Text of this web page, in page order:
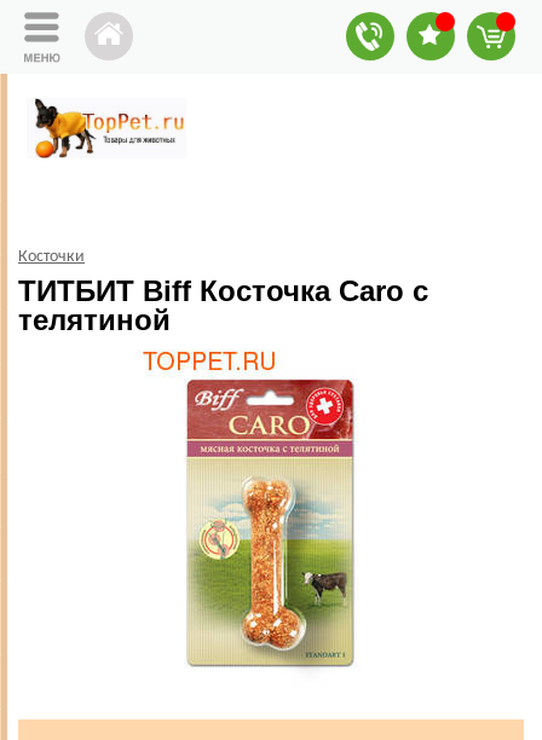
Косточки
ТИТБИТ Biff Косточка Caro с
телятиной